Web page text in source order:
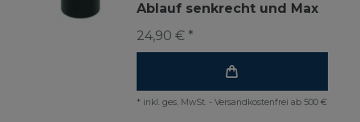
Ablauf senkrecht und Max
24,90 € *
* inkl. ges. MwSt. - Versandkostenfrei ab 500 €